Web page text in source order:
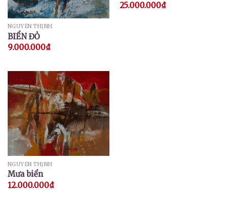
NGUYỄN THỊNH
BIỂN ĐỎ
9.000.000₫
25.000.000₫
NGUYỄN THỊNH
Mưa biển
12.000.000₫